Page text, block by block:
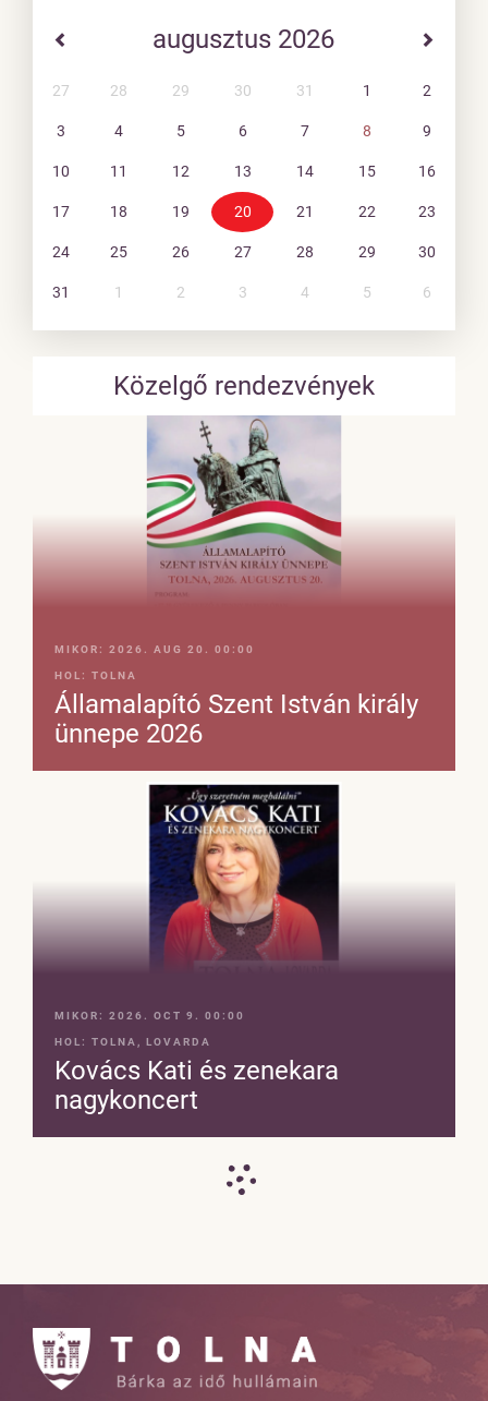
augusztus 2026
27 28 29 30 31 1 2
3 4 5 6 7 8 9
10 11 12 13 14 15 16
17 18 19 20 21 22 23
24 25 26 27 28 29 30
31 1 2 3 4 5 6
Közelgő rendezvények
MIKOR: 2026. AUG 20. 00:00
HOL: TOLNA
Államalapító Szent István király
ünnepe 2026
MIKOR: 2026. OCT 9. 00:00
HOL: TOLNA, LOVARDA
Kovács Kati és zenekara
nagykoncert